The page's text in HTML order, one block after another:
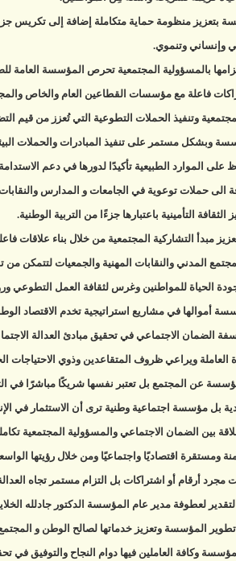
بتعزيز منظومة حماية متكاملة إضافة إلى تكريس
وإنساني وتنموي.
بالمسؤولية المجتمعية تحرص المؤسسة العامة
فاعلة مع مؤسسات القطاعين العام والخاص
وتنفيذ الحملات التطوعية التي تُعزز من قيم
وبشكل مستمر على تنفيذ المبادرات والحملات
على الموارد الطبيعية تأكيدًا لدورها في دعم
الى حملات توعوية في الجامعات و المدارس والنقابات
التأمينية باعتبارها جزءًا من التربية الوطنية.
مبدأ التشاركية المجتمعية من خلال بناء علاقات
المدني والنقابات المهنية والجمعيات لتتمكن من
الحياة للمواطنين وغرس لثقافة العمل التطوعي
أموالها في مشاريع استراتيجية تخدم الاقتصاد
الضمان الاجتماعي في تحقيق مبادئ العدالة
العاملة ويراعي ظروف المتقاعدين وذوي الاحتياجات
عن المجتمع بل تعتبر نفسها شريكًا مباشرًا في
بل مؤسسة اجتماعية وطنية ترى أن الاستثمار في
بين الضمان الاجتماعي والمسؤولية المجتمعية
ومستقرة اقتصاديًا واجتماعيًا ومن خلال رؤيتها
مجرد أرقام أو اشتراكات بل التزام مستمر تجاه العدالة
لعطوفة مدير عام المؤسسة الدكتور جادلله
المؤسسة وتعزيز خدماتها لصالح الوطن و
وكافة العاملين فيها دوام النجاح والتوفيق في